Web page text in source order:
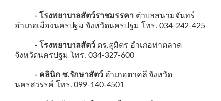
- โรงพยาบาลสัตว์ราชมรรคา ตำบลสนามจันทร์
อำเภอเมืองนครปฐม จังหวัดนครปฐม โทร. 034-242-425
- โรงพยาบาลสัตว์ ดร.สุมิตร อำเภอท่าตลาด
จังหวัดนครปฐม โทร. 034-327-600
- คลินิก ซ.รักษาสัตว์ อำเภอตาคลี จังหวัด
นครสวรรค์ โทร. 099-140-4501